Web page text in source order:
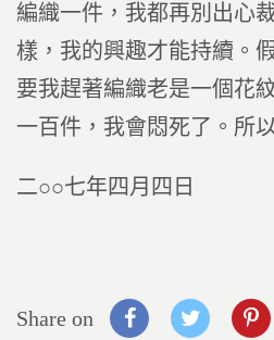
編織一件，我都再別出心
樣，我的興趣才能持續。
要我趕著編織老是一個花
一百件，我會悶死了。所
二○○七年四月四日
Share on